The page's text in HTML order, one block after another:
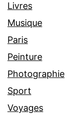
Livres
Musique
Paris
Peinture
Photographie
Sport
Voyages